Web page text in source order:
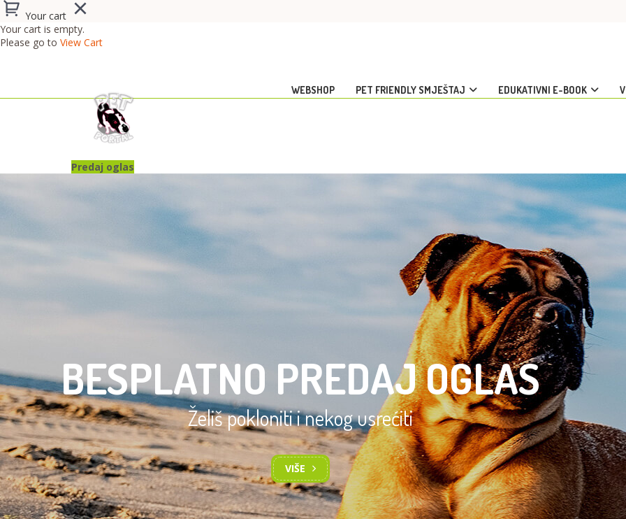
Your cart
Your cart is empty.
Please go to View Cart
WEBSHOP PET FRIENDLY SMJEŠTAJ EDUKATIVNI E-BOOK
Predaj oglas
BESPLATNO PREDAJ OGLAS
Želiš pokloniti i nekog usrećiti
VIŠE